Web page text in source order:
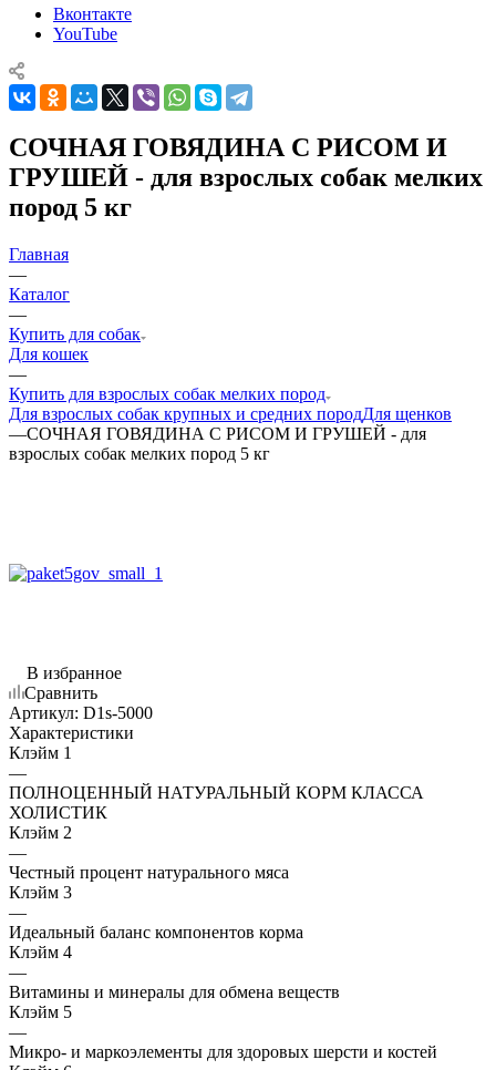
Вконтакте
YouTube
СОЧНАЯ ГОВЯДИНА С РИСОМ И
ГРУШЕЙ - для взрослых собак мелких
пород 5 кг
Главная
—
Каталог
—
Купить для собак
Для кошек
—
Купить для взрослых собак мелких пород
Для взрослых собак крупных и средних породДля щенков
—СОЧНАЯ ГОВЯДИНА С РИСОМ И ГРУШЕЙ - для
взрослых собак мелких пород 5 кг
В избранное
Сравнить
Артикул: D1s-5000
Характеристики
Клэйм 1
—
ПОЛНОЦЕННЫЙ НАТУРАЛЬНЫЙ КОРМ КЛАССА
ХОЛИСТИК
Клэйм 2
—
Честный процент натурального мяса
Клэйм 3
—
Идеальный баланс компонентов корма
Клэйм 4
—
Витамины и минералы для обмена веществ
Клэйм 5
—
Микро- и маркоэлементы для здоровых шерсти и костей